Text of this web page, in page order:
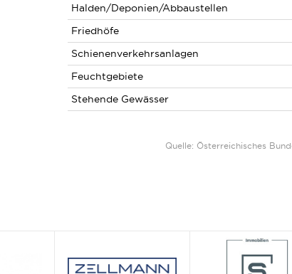
Halden/Deponien/Abbaustellen
Friedhöfe
Schienenverkehrsanlagen
Feuchtgebiete
Stehende Gewässer
Quelle: Österreichisches